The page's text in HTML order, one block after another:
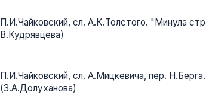
П.И.Чайковский, сл. А.К.Толстого. "Минула
B.Кудрявцева)
П.И.Чайковский, сл. А.Мицкевича, пер.
(З.А.Долуханова)